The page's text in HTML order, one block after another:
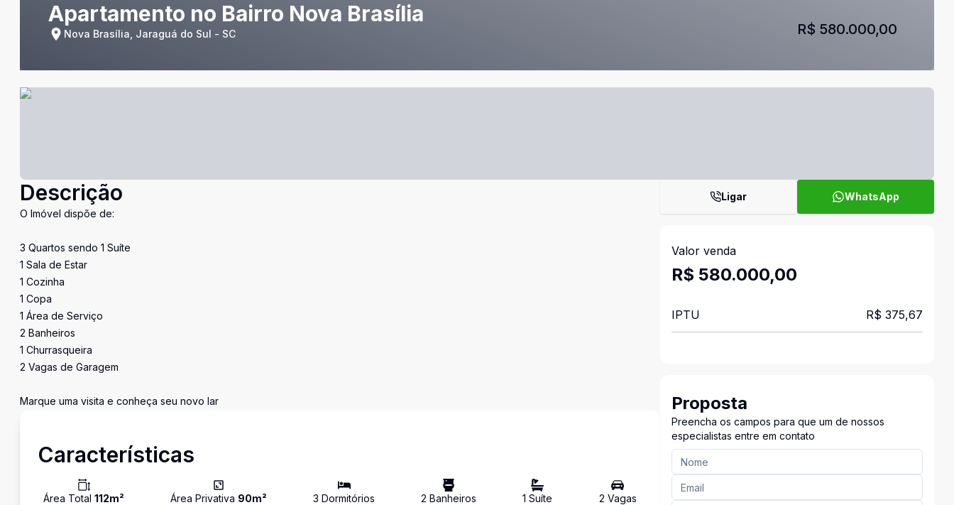
Apartamento no Bairro Nova Brasília
Nova Brasília, Jaraguá do Sul - SC R$ 580.000,00
Descrição
O Imóvel dispõe de:
3 Quartos sendo 1 Suíte
1 Sala de Estar
1 Cozinha
1 Copa
1 Área de Serviço
2 Banheiros
1 Churrasqueira
2 Vagas de Garagem
Marque uma visita e conheça seu novo lar
Características
Área Total 112m² Área Privativa 90m² 3 Dormitórios 2 Banheiros 1 Suíte 2 Vagas
Ligar WhatsApp
Valor venda
R$ 580.000,00
IPTU R$ 375,67
Proposta
Preencha os campos para que um de nossos
especialistas entre em contato